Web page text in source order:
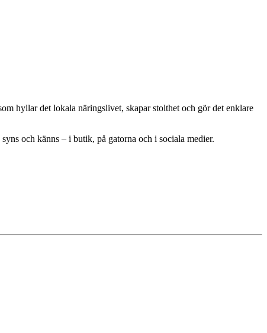
hyllar det lokala näringslivet, skapar stolthet och gör det enklare
och känns – i butik, på gatorna och i sociala medier.